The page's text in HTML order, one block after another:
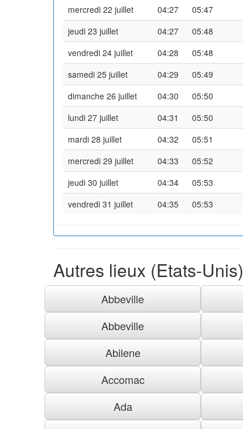
mercredi 22 juillet
04:27 05:47
jeudi 23 juillet
04:27 05:48
vendredi 24 juillet
04:28 05:48
samedi 25 juillet
04:29 05:49
dimanche 26 juillet
04:30 05:50
lundi 27 juillet
04:31 05:50
mardi 28 juillet
04:32 05:51
mercredi 29 juillet
04:33 05:52
jeudi 30 juillet
04:34 05:53
vendredi 31 juillet
04:35 05:53
Autres lieux (Etats-Unis)
Abbeville
Abbeville
Abilene
Accomac
Ada